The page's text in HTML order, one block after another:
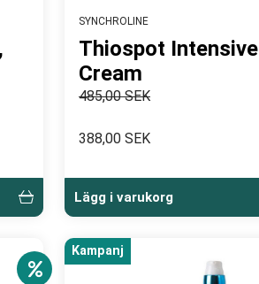
SYNCHROLINE
Thiospot Intensive
Cream
485,00 SEK
388,00 SEK
Lägg i varukorg
Kampanj